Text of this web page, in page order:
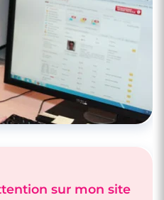
sur mon site